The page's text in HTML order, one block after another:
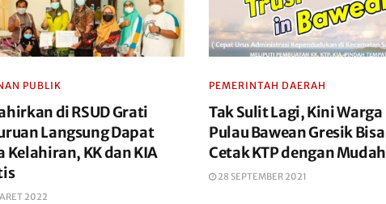
PUBLIK
di RSUD Grati
Langsung Dapat
Kelahiran, KK dan KIA
2022
PEMERINTAH DAERAH
Tak Sulit Lagi, Kini Warga
Pulau Bawean Gresik Bisa
Cetak KTP dengan Mudah
28 SEPTEMBER 2021